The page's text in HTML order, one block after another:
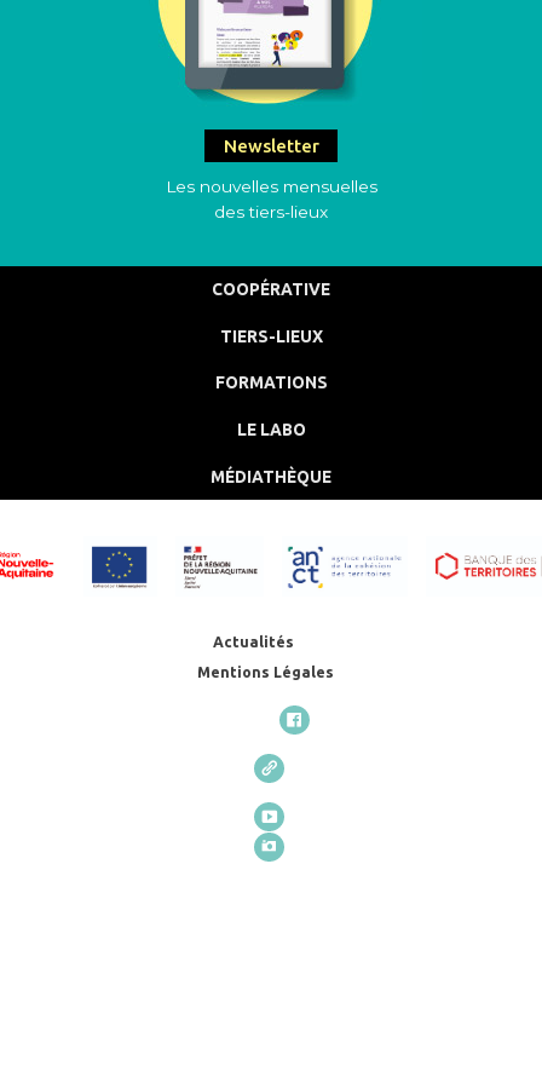
Newsletter
Les nouvelles mensuelles
des tiers-lieux
COOPÉRATIVE
TIERS-LIEUX
FORMATIONS
LE LABO
MÉDIATHÈQUE
Actualités
Mentions Légales